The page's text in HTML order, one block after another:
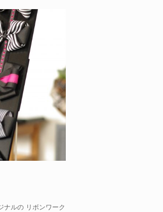
ナルの リボンワーク